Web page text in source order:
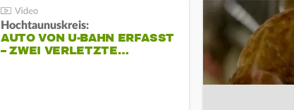
Hochtaunuskreis:
AUTO VON U-BAHN ERFASST
– ZWEI VERLETZTE…